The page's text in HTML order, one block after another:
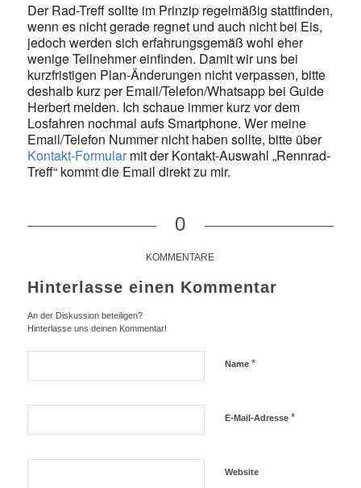
Der Rad-Treff sollte im Prinzip regelmäßig stattfinden,
wenn es nicht gerade regnet und auch nicht bei Eis,
jedoch werden sich erfahrungsgemäß wohl eher
wenige Teilnehmer einfinden. Damit wir uns bei
kurzfristigen Plan-Änderungen nicht verpassen, bitte
deshalb kurz per Email/Telefon/Whatsapp bei Guide
Herbert melden. Ich schaue immer kurz vor dem
Losfahren nochmal aufs Smartphone. Wer meine
Email/Telefon Nummer nicht haben sollte, bitte über
Kontakt-Formularmit der Kontakt-Auswahl „Rennrad-
Treff“ kommt die Email direkt zu mir.
0
KOMMENTARE
Hinterlasse einen Kommentar
An der Diskussion beteiligen?
Hinterlasse uns deinen Kommentar!
Name *
E-Mail-Adresse *
Website